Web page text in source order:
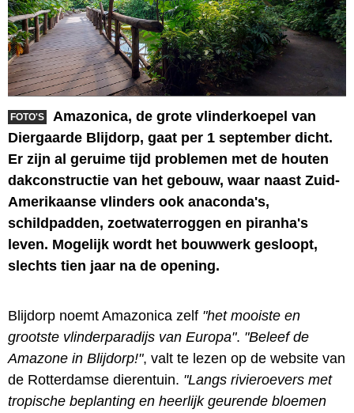
FOTO'S
Amazonica, de grote vlinderkoepel van
Diergaarde Blijdorp, gaat per 1 september dicht.
Er zijn al geruime tijd problemen met de houten
dakconstructie van het gebouw, waar naast Zuid-
Amerikaanse vlinders ook anaconda's,
schildpadden, zoetwaterroggen en piranha's
leven. Mogelijk wordt het bouwwerk gesloopt,
slechts tien jaar na de opening.
Blijdorp noemt Amazonica zelf "het mooiste en
grootste vlinderparadijs van Europa". "Beleef de
Amazone in Blijdorp!", valt te lezen op de website van
de Rotterdamse dierentuin. "Langs rivieroevers met
tropische beplanting en heerlijk geurende bloemen